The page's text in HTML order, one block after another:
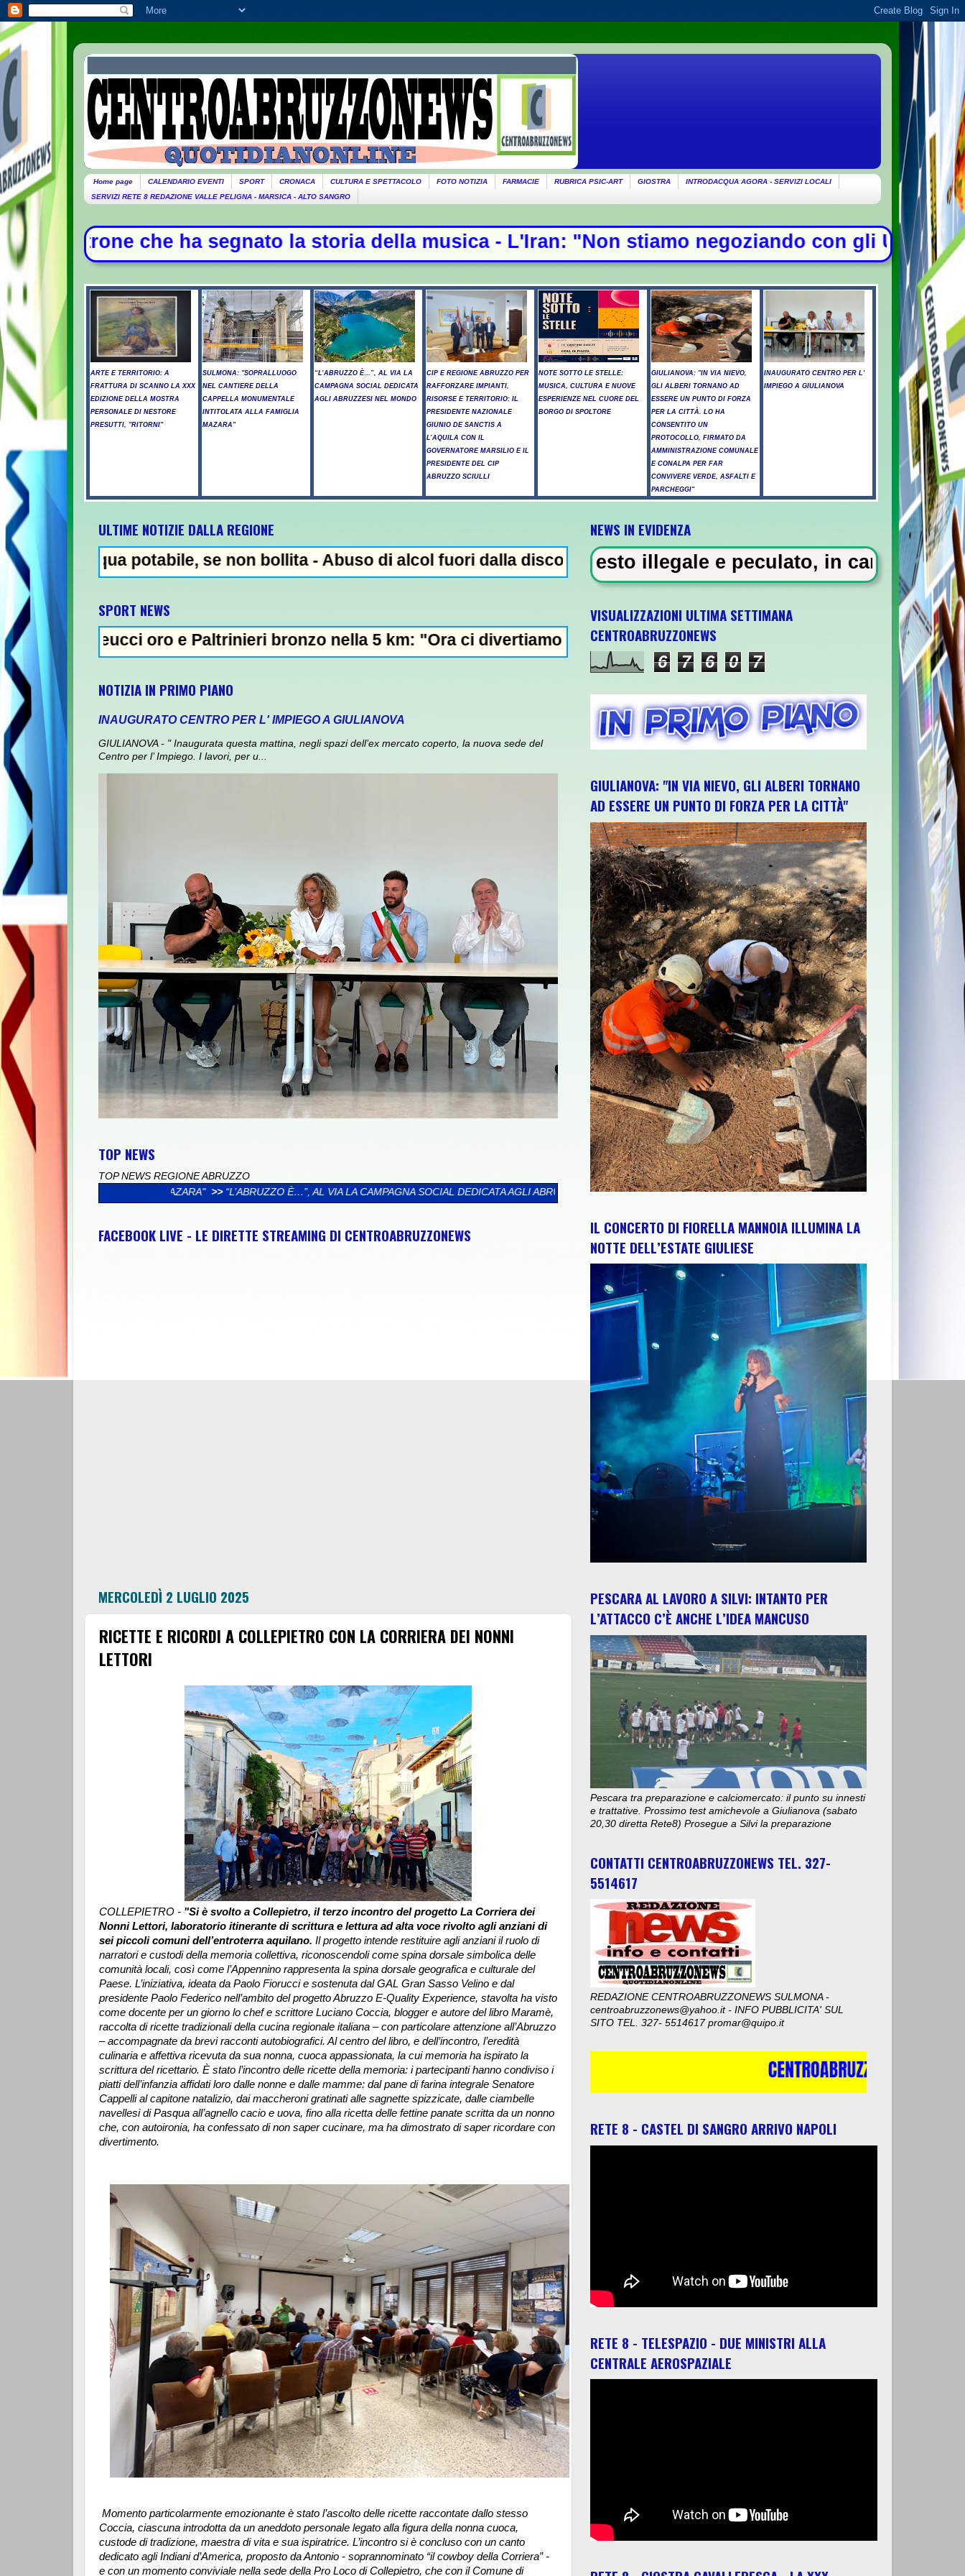
Home page CALENDARIO EVENTI SPORT CRONACA CULTURA E SPETTACOLO FOTO NOTIZIA FARMACIE RUBRICA PSIC-ART GIOSTRA
INTRODACQUA AGORA - SERVIZI LOCALI
SERVIZI RETE 8 REDAZIONE VALLE PELIGNA - MARSICA - ALTO SANGRO
segnato la storia della musica - L'Iran: "Non stiamo negoziando con gli Usa su Hormuz, solo
ARTE E TERRITORIO: A
FRATTURA DI SCANNO LA XXX
EDIZIONE DELLA MOSTRA
PERSONALE DI NESTORE
PRESUTTI, "RITORNI"
SULMONA: "SOPRALLUOGO
NEL CANTIERE DELLA
CAPPELLA MONUMENTALE
INTITOLATA ALLA FAMIGLIA
MAZARA"
“L’ABRUZZO È…”, AL VIA LA
CAMPAGNA SOCIAL DEDICATA
AGLI ABRUZZESI NEL MONDO
CIP E REGIONE ABRUZZO PER
RAFFORZARE IMPIANTI,
RISORSE E TERRITORIO: IL
PRESIDENTE NAZIONALE
GIUNIO DE SANCTIS A
L’AQUILA CON IL
GOVERNATORE MARSILIO E IL
PRESIDENTE DEL CIP
ABRUZZO SCIULLI
NOTE SOTTO LE STELLE:
MUSICA, CULTURA E NUOVE
ESPERIENZE NEL CUORE DEL
BORGO DI SPOLTORE
GIULIANOVA: "IN VIA NIEVO,
GLI ALBERI TORNANO AD
ESSERE UN PUNTO DI FORZA
PER LA CITTÀ. LO HA
CONSENTITO UN
PROTOCOLLO, FIRMATO DA
AMMINISTRAZIONE COMUNALE
E CONALPA PER FAR
CONVIVERE VERDE, ASFALTI E
PARCHEGGI"
INAUGURATO CENTRO PER L'
IMPIEGO A GIULIANOVA
ULTIME NOTIZIE DALLA REGIONE
potabile, se non bollita - Abuso di alcol fuori dalla discoteca, minorenni intossicati a Pescara - Il vento riaccende il rogo
SPORT NEWS
oro e Paltrinieri bronzo nella 5 km: "Ora ci divertiamo in staffetta"- L'Italia U21 il 5 ottobre a Pescara l'ultima gara di
NOTIZIA IN PRIMO PIANO
INAUGURATO CENTRO PER L' IMPIEGO A GIULIANOVA
GIULIANOVA - " Inaugurata questa mattina, negli spazi dell’ex mercato coperto, la nuova sede del
Centro per l’ Impiego. I lavori, per u...
TOP NEWS
TOP NEWS REGIONE ABRUZZO
“L’ABRUZZO È…”, AL VIA LA CAMPAGNA SOCIAL DEDICATA AGLI ABRUZZESI NEL MONDO >> CIP E REGIONE ABRUZZO PER RAFFORZARE IMPIANTI, RISORSE E TERRITORIO: IL
FACEBOOK LIVE - LE DIRETTE STREAMING DI CENTROABRUZZONEWS
MERCOLEDÌ 2 LUGLIO 2025
RICETTE E RICORDI A COLLEPIETRO CON LA CORRIERA DEI NONNI
LETTORI
COLLEPIETRO - "Si è svolto a Collepietro, il terzo incontro del progetto La Corriera dei
Nonni Lettori, laboratorio itinerante di scrittura e lettura ad alta voce rivolto agli anziani di
sei piccoli comuni dell’entroterra aquilano. Il progetto intende restituire agli anziani il ruolo di
narratori e custodi della memoria collettiva, riconoscendoli come spina dorsale simbolica delle
comunità locali, così come l’Appennino rappresenta la spina dorsale geografica e culturale del
Paese. L’iniziativa, ideata da Paolo Fiorucci e sostenuta dal GAL Gran Sasso Velino e dal
presidente Paolo Federico nell’ambito del progetto Abruzzo E-Quality Experience, stavolta ha visto
come docente per un giorno lo chef e scrittore Luciano Coccia, blogger e autore del libro Maramè,
raccolta di ricette tradizionali della cucina regionale italiana – con particolare attenzione all’Abruzzo
– accompagnate da brevi racconti autobiografici. Al centro del libro, e dell’incontro, l’eredità
culinaria e affettiva ricevuta da sua nonna, cuoca appassionata, la cui memoria ha ispirato la
scrittura del ricettario. È stato l’incontro delle ricette della memoria: i partecipanti hanno condiviso i
piatti dell’infanzia affidati loro dalle nonne e dalle mamme: dal pane di farina integrale Senatore
Cappelli al capitone natalizio, dai maccheroni gratinati alle sagnette spizzicate, dalle ciambelle
navellesi di Pasqua all’agnello cacio e uova, fino alla ricetta delle fettine panate scritta da un nonno
che, con autoironia, ha confessato di non saper cucinare, ma ha dimostrato di saper ricordare con
divertimento.
Momento particolarmente emozionante è stato l’ascolto delle ricette raccontate dallo stesso
Coccia, ciascuna introdotta da un aneddoto personale legato alla figura della nonna cuoca,
custode di tradizione, maestra di vita e sua ispiratrice. L’incontro si è concluso con un canto
dedicato agli Indiani d’America, proposto da Antonio - soprannominato “il cowboy della Corriera” -
e con un momento conviviale nella sede della Pro Loco di Collepietro, che con il Comune di
NEWS IN EVIDENZA
NEWS IN EVIDENZA - Arresto illegale e peculato, in carcere 5 vigili urbani a
VISUALIZZAZIONI ULTIMA SETTIMANA
CENTROABRUZZONEWS
6 7 6 0 7
GIULIANOVA: "IN VIA NIEVO, GLI ALBERI TORNANO
AD ESSERE UN PUNTO DI FORZA PER LA CITTÀ"
IL CONCERTO DI FIORELLA MANNOIA ILLUMINA LA
NOTTE DELL’ESTATE GIULIESE
PESCARA AL LAVORO A SILVI: INTANTO PER
L’ATTACCO C’È ANCHE L’IDEA MANCUSO
Pescara tra preparazione e calciomercato: il punto su innesti
e trattative. Prossimo test amichevole a Giulianova (sabato
20,30 diretta Rete8) Prosegue a Silvi la preparazione
CONTATTI CENTROABRUZZONEWS TEL. 327-
5514617
REDAZIONE CENTROABRUZZONEWS SULMONA -
centroabruzzonews@yahoo.it - INFO PUBBLICITA' SUL
SITO TEL. 327- 5514617 promar@quipo.it
RETE 8 - CASTEL DI SANGRO ARRIVO NAPOLI
RETE 8 - TELESPAZIO - DUE MINISTRI ALLA
CENTRALE AEROSPAZIALE